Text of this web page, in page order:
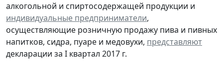
алкогольной и спиртосодержащей продукции и
индивидуальные предприниматели,
осуществляющие розничную продажу пива и пивных
напитков, сидра, пуаре и медовухи, представляют
декларации за I квартал 2017 г.